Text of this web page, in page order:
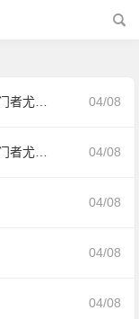
04/08
04/08
04/08
04/08
04/08